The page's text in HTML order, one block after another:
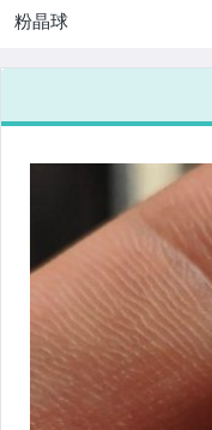
粉晶球